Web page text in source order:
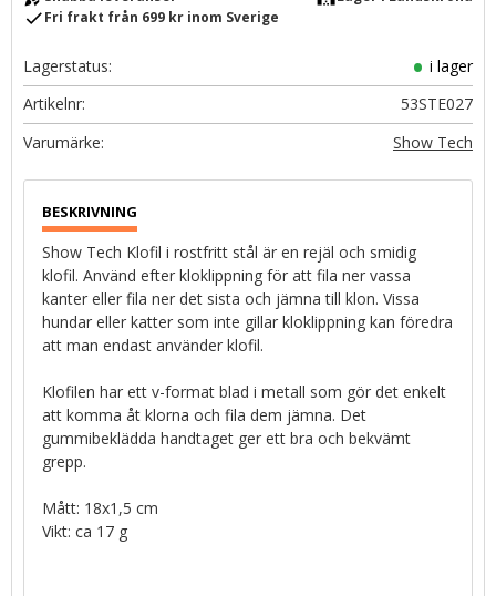
checkFri frakt från 699 kr inom Sverige
Lagerstatus
i lager
Artikelnr
53STE027
Show Tech
Show Tech Klofil i rostfritt stål är en rejäl och smidig
klofil. Använd efter kloklippning för att fila ner vassa
kanter eller fila ner det sista och jämna till klon. Vissa
hundar eller katter som inte gillar kloklippning kan föredra
att man endast använder klofil.
Klofilen har ett v-format blad i metall som gör det enkelt
att komma åt klorna och fila dem jämna. Det
gummibeklädda handtaget ger ett bra och bekvämt
grepp.
Mått: 18x1,5 cm
Vikt: ca 17 g